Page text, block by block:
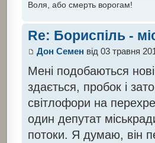
Воля, або смерть ворогам!
Re: Бориспіль -
Дон Семен від 03 травня
Мені подобаються
здається, пробок і
світлофори на
один депутат
потоки. Я думаю, він